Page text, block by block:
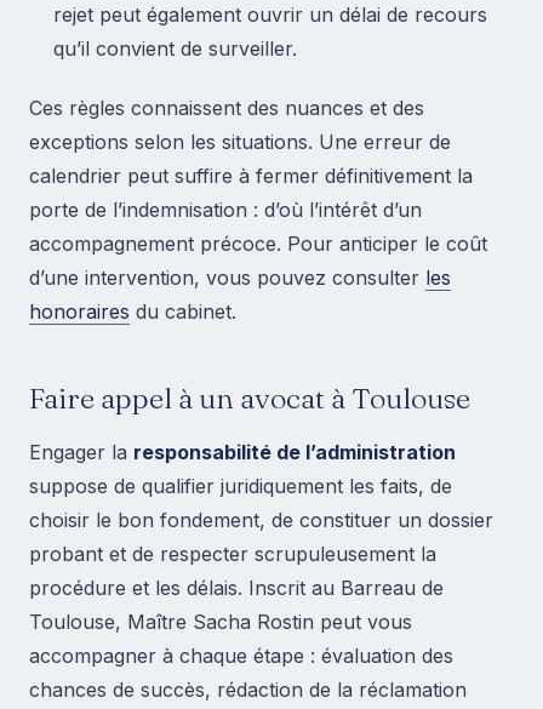
rejet peut également ouvrir un délai de recours
qu’il convient de surveiller.
Ces règles connaissent des nuances et des
exceptions selon les situations. Une erreur de
calendrier peut suffire à fermer définitivement la
porte de l’indemnisation : d’où l’intérêt d’un
accompagnement précoce. Pour anticiper le coût
d’une intervention, vous pouvez consulter les
honoraires du cabinet.
Faire appel à un avocat à Toulouse
Engager la responsabilité de l’administration
suppose de qualifier juridiquement les faits, de
choisir le bon fondement, de constituer un dossier
probant et de respecter scrupuleusement la
procédure et les délais. Inscrit au Barreau de
Toulouse, Maître Sacha Rostin peut vous
accompagner à chaque étape : évaluation des
chances de succès, rédaction de la réclamation